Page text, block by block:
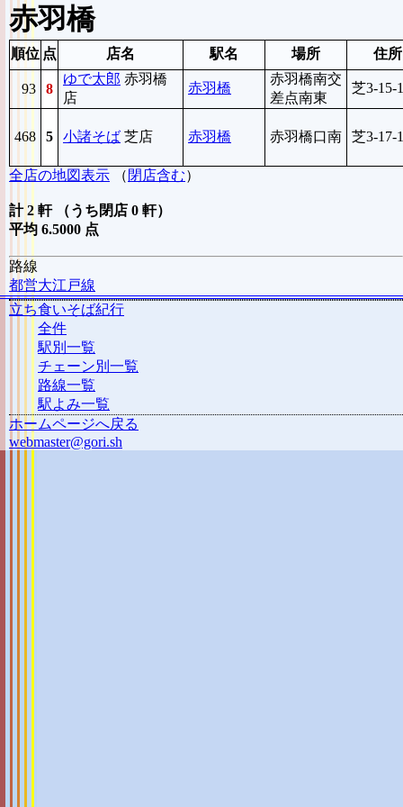
赤羽橋
順位 点 店名 駅名 場所 住所
93 8
ゆで太郎 赤羽橋
店
赤羽橋
赤羽橋南交
差点南東
芝3-15-
468 5 小諸そば 芝店 赤羽橋 赤羽橋口南 芝3-17-1
全店の地図表示 （ 閉店含む）
計 2 軒 （うち閉店 0 軒）
平均 6.5000 点
路線
都営大江戸線
立ち食いそば紀行
全件
駅別一覧
チェーン別一覧
路線一覧
駅よみ一覧
ホームページへ戻る
webmaster@gori.sh